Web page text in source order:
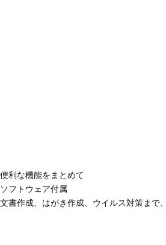
便利な機能をまとめて
ソフトウェア付属
文書作成、はがき作成、ウイルス対策まで